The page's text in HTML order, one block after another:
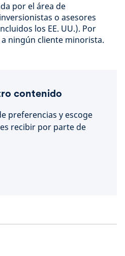
por el área de
o asesores
los EE. UU.). Por
ningún cliente minorista.
contenido
preferencias y escoge
recibir por parte de